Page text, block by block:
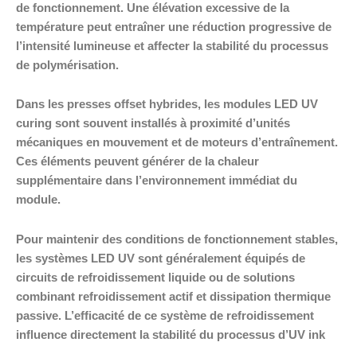
de fonctionnement. Une élévation excessive de la
température peut entraîner une réduction progressive de
l’intensité lumineuse et affecter la stabilité du processus
de polymérisation.
Dans les presses offset hybrides, les modules LED UV
curing sont souvent installés à proximité d’unités
mécaniques en mouvement et de moteurs d’entraînement.
Ces éléments peuvent générer de la chaleur
supplémentaire dans l’environnement immédiat du
module.
Pour maintenir des conditions de fonctionnement stables,
les systèmes LED UV sont généralement équipés de
circuits de refroidissement liquide ou de solutions
combinant refroidissement actif et dissipation thermique
passive. L’efficacité de ce système de refroidissement
influence directement la stabilité du processus d’UV ink